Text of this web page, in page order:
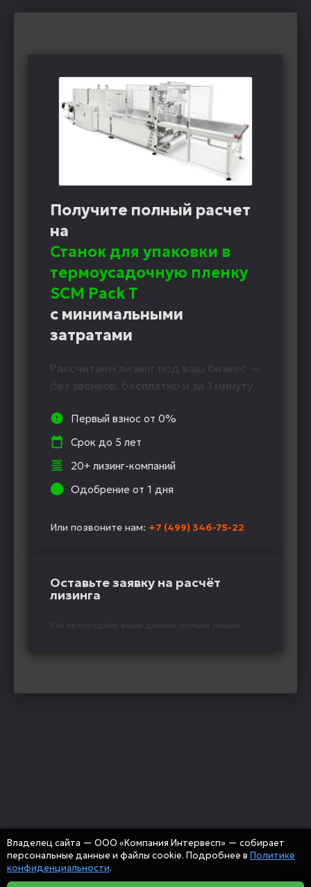
Получите полный расчет
на
Станок для упаковки в
термоусадочную пленку
SCM Pack Т
с минимальными
затратами
Рассчитаем лизинг под ваш бизнес —
без звонков, бесплатно и за 1 минуту
Первый взнос от 0%
Срок до 5 лет
20+ лизинг-компаний
Одобрение от 1 дня
Или позвоните нам: +7 (499) 346-75-22
Оставьте заявку на расчёт
лизинга
Мы не передаём ваши данные третьим лицам
Владелец сайта — ООО «Компания Интервесп» — собирает
персональные данные и файлы cookie. Подробнее в Политике
конфиденциальности.